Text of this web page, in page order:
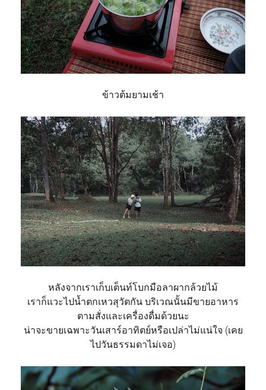
ข้าวต้มยามเช้า
หลังจากเราเก็บเต็นท์โบกมือลาผากล้วยไม้
เราก็แวะไปน้ำตกเหวสุวัตกัน บริเวณนั้นมีขายอาหาร
ตามสั่งและเครื่องดื่มด้วยนะ
น่าจะขายเฉพาะวันเสาร์อาทิตย์หรือเปล่าไม่แน่ใจ (เคย
ไปวันธรรมดาไม่เจอ)